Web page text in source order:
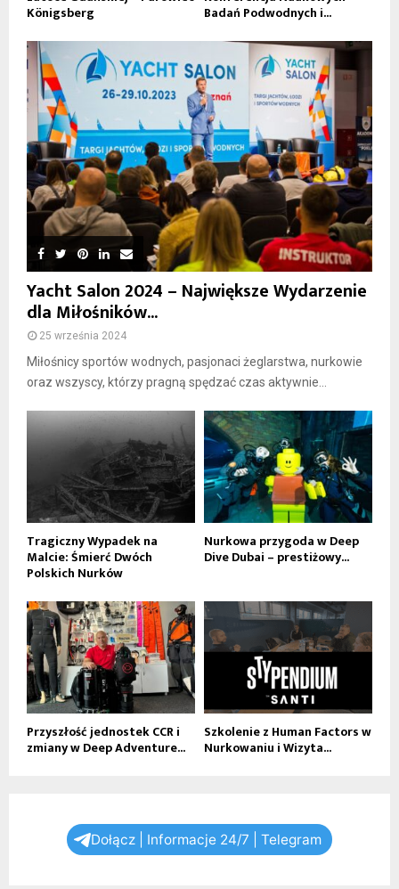
Königsberg Badań Podwodnych i...
Yacht Salon 2024 – Największe Wydarzenie
dla Miłośników...
25 września 2024
Miłośnicy sportów wodnych, pasjonaci żeglarstwa, nurkowie
oraz wszyscy, którzy pragną spędzać czas aktywnie...
Tragiczny Wypadek na
Malcie: Śmierć Dwóch
Polskich Nurków
Nurkowa przygoda w Deep
Dive Dubai – prestiżowy...
Przyszłość jednostek CCR i
zmiany w Deep Adventure...
Szkolenie z Human Factors w
Nurkowaniu i Wizyta...
Dołącz | Informacje 24/7 | Telegram